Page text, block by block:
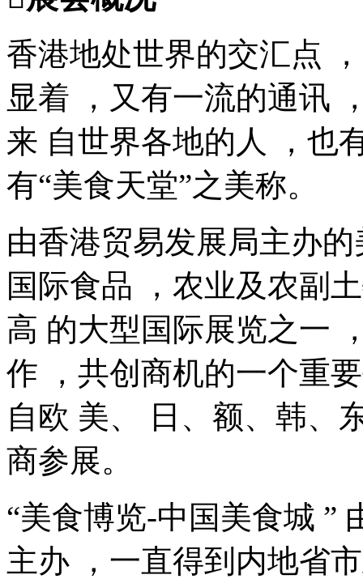
香港地处世界的交汇点
显着 ，又有一流的通讯
来 自世界各地的人 ，也
有“美食天堂”之美称。
由香港贸易发展局主办
国际食品 ，农业及农副
高 的大型国际展览之一
作
，共创商机的一个重
自欧 美、 日、额、韩、
商参展。
“美食博览-中国美食城 ”
主办 ，一直得到内地省